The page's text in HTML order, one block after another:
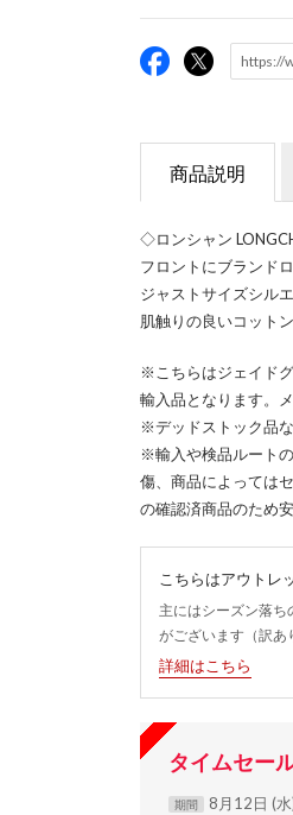
商品説明
◇ロンシャン
フロントにブランド
ジャストサイズシル
肌触りの良いコット
※こちらはジェイド
輸入品となります。
※デッドストック品
※輸入や検品ルート
傷、商品によっては
の確認済商品のため
こちらはアウトレ
主にはシーズン落
がございます（訳あ
詳細はこちら
タイムセー
期間 8月12日 (